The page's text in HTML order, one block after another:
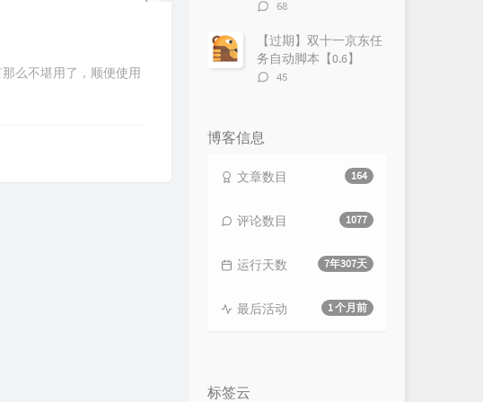
那么不堪用了，顺便使用
评
数：
68
【过期】双十一京东任
务自动脚本【0.6】
评
45
博客信息
164
文章数目
1077
评论数目
7年307天
运行天数
1 个月前
最后活动
标签云